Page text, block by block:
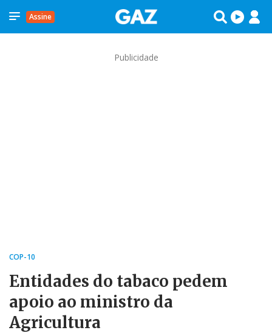
Assine
Publicidade
COP-10
Entidades do tabaco pedem
apoio ao ministro da
Agricultura